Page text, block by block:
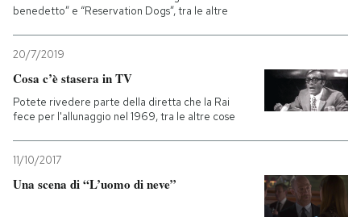
benedetto” e “Reservation Dogs”, tra le altre
20/7/2019
Cosa c’è stasera in TV
Potete rivedere parte della diretta che la Rai
fece per l'allunaggio nel 1969, tra le altre cose
11/10/2017
Una scena di “L’uomo di neve”